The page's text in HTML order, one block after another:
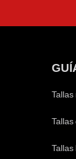
Tallas
Tallas